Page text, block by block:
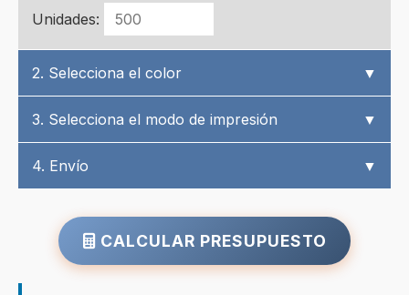
Unidades:
2. Selecciona el color ▼
3. Selecciona el modo de impresión ▼
4. Envío ▼
CALCULAR PRESUPUESTO